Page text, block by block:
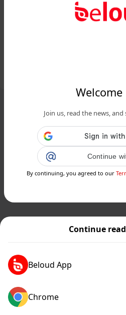
Continue
Beloud App
Chrome
Welcome
Join us, read the news,
Continue
By continuing, you agreed to our
La Sicilia brilla
Musei 2025: